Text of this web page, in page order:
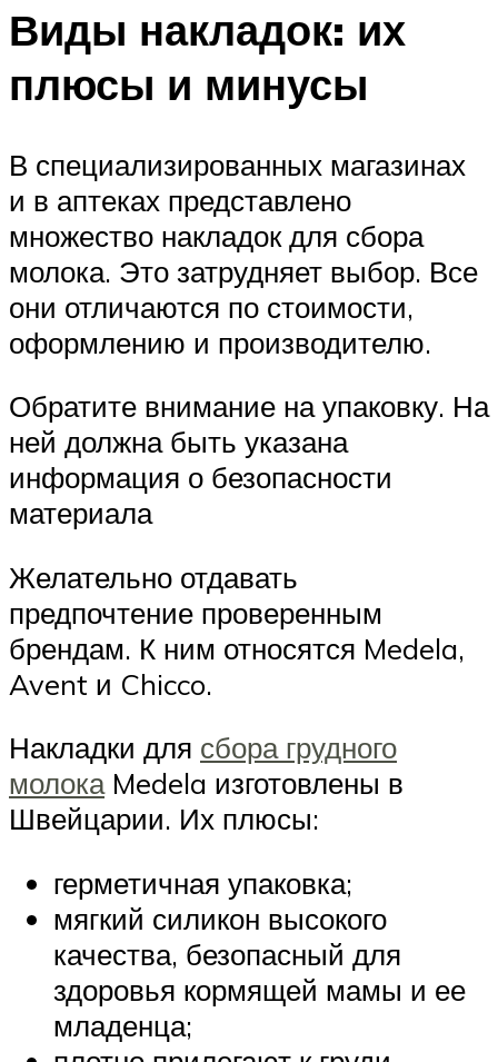
Виды накладок: их
плюсы и минусы
В специализированных магазинах
и в аптеках представлено
множество накладок для сбора
молока. Это затрудняет выбор. Все
они отличаются по стоимости,
оформлению и производителю.
Обратите внимание на упаковку. На
ней должна быть указана
информация о безопасности
материала
Желательно отдавать
предпочтение проверенным
брендам. К ним относятся Medela,
Avent и Chicco.
Накладки для сбора грудного
молокаMedela изготовлены в
Швейцарии. Их плюсы:
герметичная упаковка;
мягкий силикон высокого
качества, безопасный для
здоровья кормящей мамы и ее
младенца;